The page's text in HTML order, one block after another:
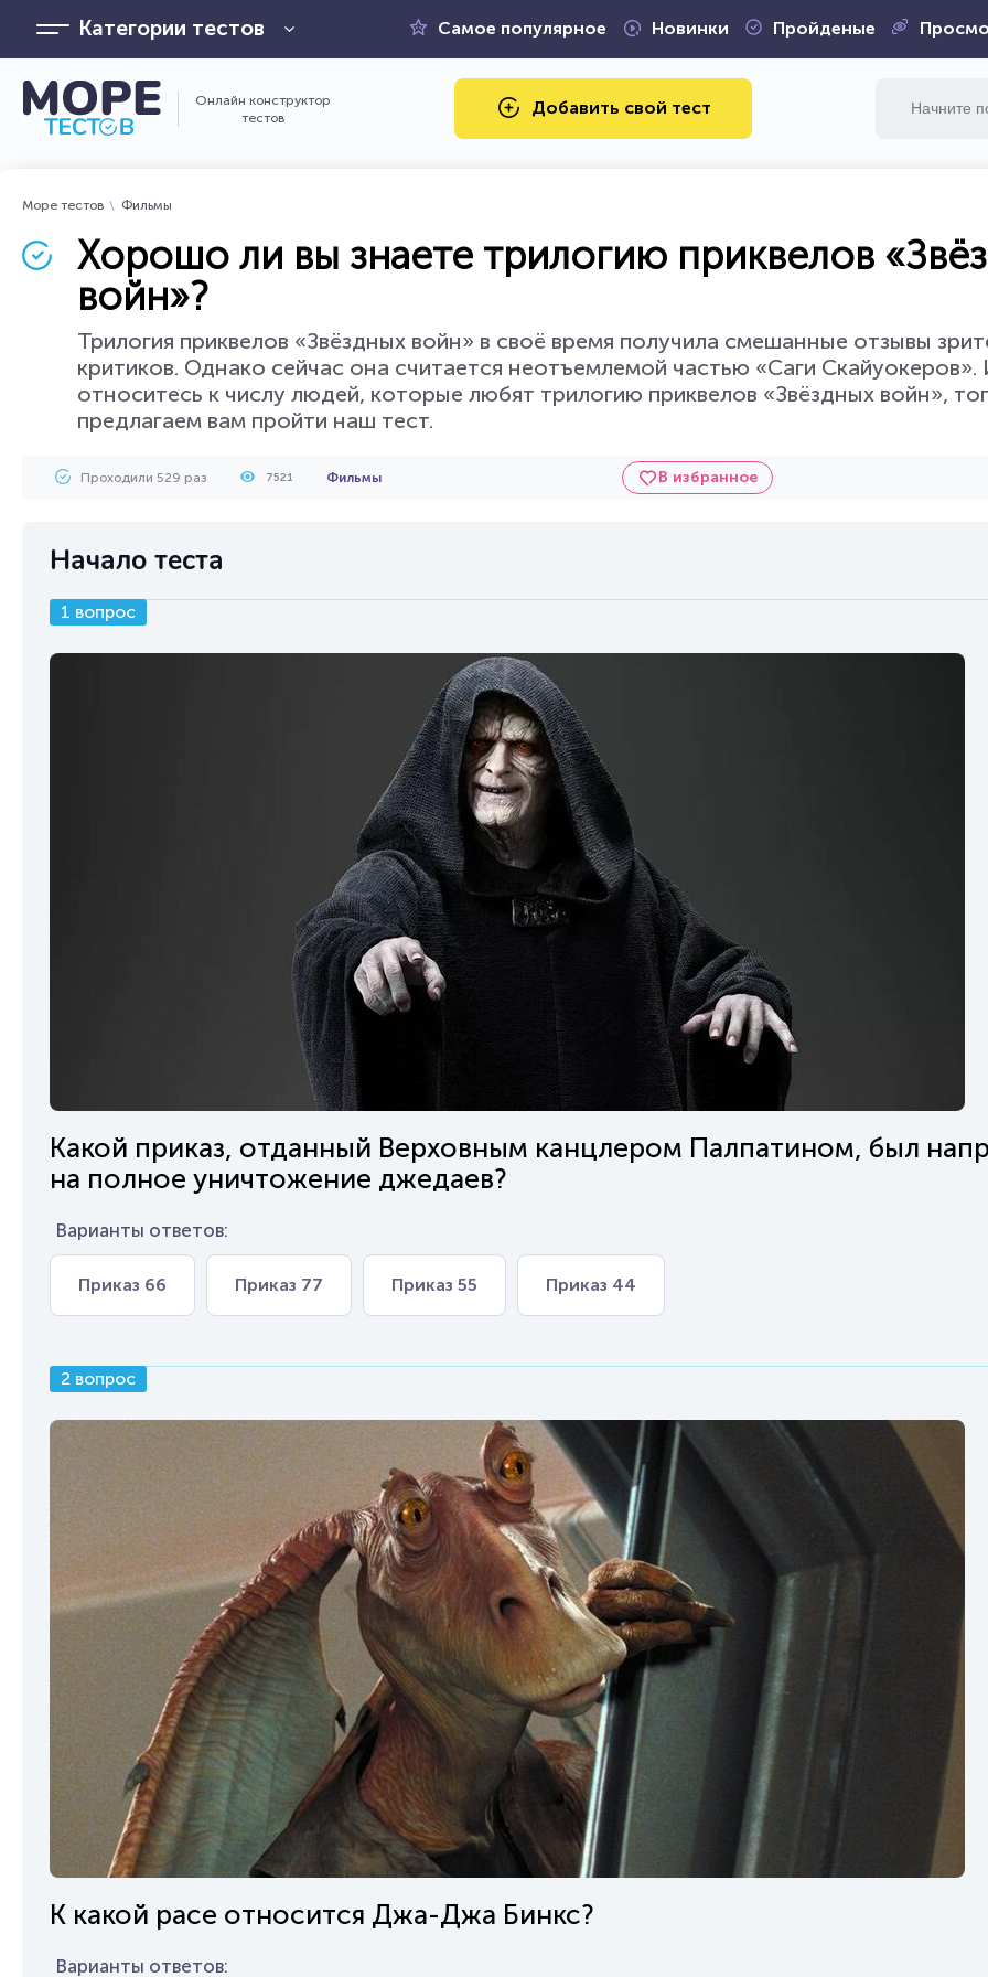
Категории тестов Самое популярное Новинки Пройденые
Онлайн конструктор
тестов
Добавить свой тест
Море тестов Фильмы
Хорошо ли вы знаете трилогию приквелов
войн»?
Трилогия приквелов «Звёздных войн» в своё время получила смешанные отзывы
критиков. Однако сейчас она считается неотъемлемой частью «Саги Скайуокеров».
относитесь к числу людей, которые любят трилогию приквелов «Звёздных войн»,
предлагаем вам пройти наш тест.
Проходили 529 раз 7521 Фильмы В избранное
Начало теста
1 вопрос
Какой приказ, отданный Верховным канцлером Палпатином, был
на полное уничтожение джедаев?
Варианты ответов:
Приказ 66 Приказ 77 Приказ 55 Приказ 44
2 вопрос
К какой расе относится Джа-Джа Бинкс?
Варианты ответов: